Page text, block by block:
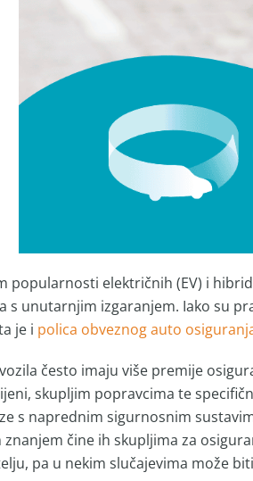
popularnosti električnih (EV) i
s unutarnjim izgaranjem. Iako su
je i polica obveznog auto
često imaju više premije
skupljim popravcima te
s naprednim sigurnosnim
čine ih skupljima za
pa u nekim slučajevima može